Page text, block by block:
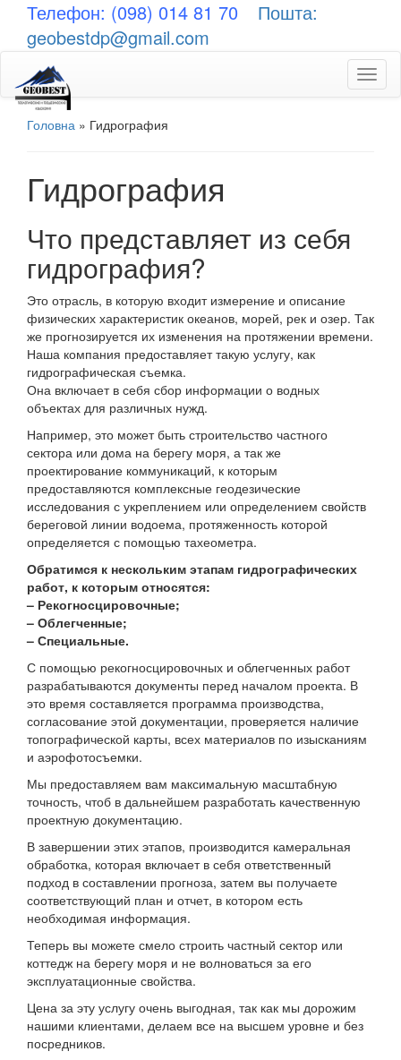
Телефон: (098) 014 81 70
Пошта:
geobestdp@gmail.com
Головна » Гидрография
Гидрография
Что представляет из себя
гидрография?
Это отрасль, в которую входит измерение и описание
физических характеристик океанов, морей, рек и озер. Так
же прогнозируется их изменения на протяжении времени.
Наша компания предоставляет такую услугу, как
гидрографическая съемка.
Она включает в себя сбор информации о водных
объектах для различных нужд.
Например, это может быть строительство частного
сектора или дома на берегу моря, а так же
проектирование коммуникаций, к которым
предоставляются комплексные геодезические
исследования с укреплением или определением свойств
береговой линии водоема, протяженность которой
определяется с помощью тахеометра.
Обратимся к нескольким этапам гидрографических
работ, к которым относятся:
– Рекогносцировочные;
– Облегченные;
– Специальные.
С помощью рекогносцировочных и облегченных работ
разрабатываются документы перед началом проекта. В
это время составляется программа производства,
согласование этой документации, проверяется наличие
топографической карты, всех материалов по изысканиям
и аэрофотосъемки.
Мы предоставляем вам максимальную масштабную
точность, чтоб в дальнейшем разработать качественную
проектную документацию.
В завершении этих этапов, производится камеральная
обработка, которая включает в себя ответственный
подход в составлении прогноза, затем вы получаете
соответствующий план и отчет, в котором есть
необходимая информация.
Теперь вы можете смело строить частный сектор или
коттедж на берегу моря и не волноваться за его
эксплуатационные свойства.
Цена за эту услугу очень выгодная, так как мы дорожим
нашими клиентами, делаем все на высшем уровне и без
посредников.